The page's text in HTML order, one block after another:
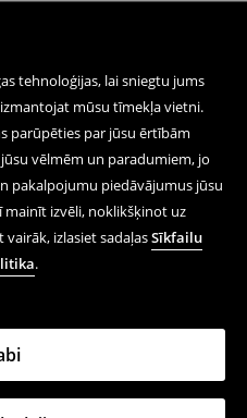
tehnoloģijas, lai sniegtu jums
mūsu tīmekļa vietni.
parūpēties par jūsu ērtībām
vēlmēm un paradumiem, jo
pakalpojumu piedāvājumus jūsu
mainīt izvēli, noklikšķinot uz
vairāk, izlasiet sadaļasSīkfailu
.